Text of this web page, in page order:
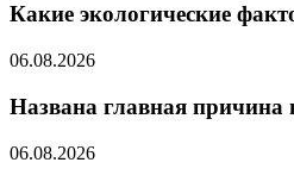
Какие экологические
06.08.2026
Названа главная причина
06.08.2026